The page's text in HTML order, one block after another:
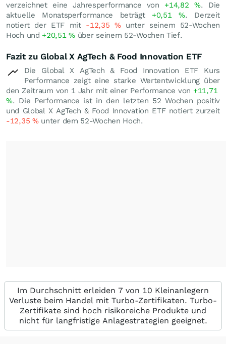
verzeichnet eine Jahresperformance von +14,82%. Die
aktuelle Monatsperformance beträgt +0,51%. Derzeit
notiert der ETF mit -12,35 %unter seinem 52-Wochen
Hoch und +20,51%über seinem 52-Wochen Tief.
Fazit zu Global X AgTech & Food Innovation ETF
Die Global X AgTech & Food Innovation ETF Kurs
Performance zeigt eine starke Wertentwicklung über
den Zeitraum von 1 Jahr mit einer Performance von +11,71
%. Die Performance ist in den letzten 52 Wochen positiv
und Global X AgTech & Food Innovation ETF notiert zurzeit
-12,35 %unter dem 52-Wochen Hoch.
Im Durchschnitt erleiden 7 von 10 Kleinanlegern
Verluste beim Handel mit Turbo-Zertifikaten. Turbo-
Zertifikate sind hoch risikoreiche Produkte und
nicht für langfristige Anlagestrategien geeignet.